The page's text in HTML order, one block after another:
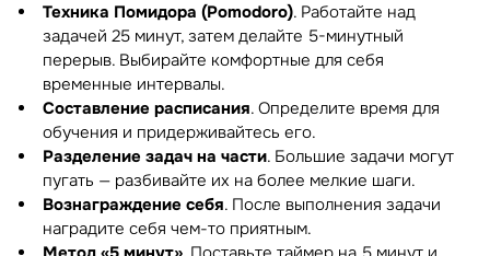
Техника Помидора (Pomodoro). Работайте над
задачей 25 минут, затем делайте 5-минутный
перерыв. Выбирайте комфортные для себя
временные интервалы.
Составление расписания. Определите время для
обучения и придерживайтесь его.
Разделение задач на части. Большие задачи могут
пугать — разбивайте их на более мелкие шаги.
Вознаграждение себя. После выполнения задачи
наградите себя чем-то приятным.